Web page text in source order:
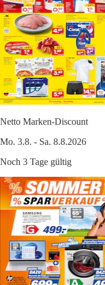
Netto Marken-Discount
Mo. 3.8. - Sa. 8.8.2026
Noch 3 Tage gültig